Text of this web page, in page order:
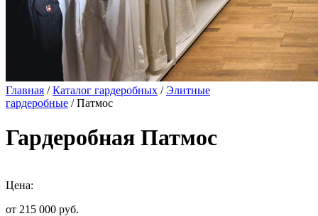
Главная /Каталог гардеробных /Элитные
гардеробные / Патмос
Гардеробная Патмос
Цена:
от 215 000 руб.